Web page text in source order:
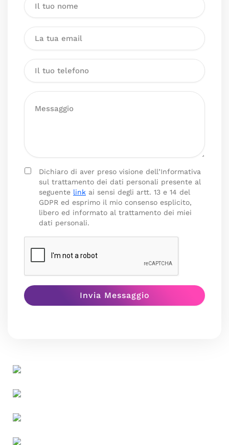
Dichiaro di aver preso visione dell’Informativa
sul trattamento dei dati personali presente al
seguente link ai sensi degli artt. 13 e 14 del
GDPR ed esprimo il mio consenso esplicito,
libero ed informato al trattamento dei miei
dati personali.